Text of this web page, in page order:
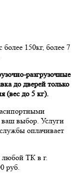
более 150кг, более 7
разгрузочные
до дверей только
(вес до 5 кг).
выбор. Услуги
оплачивает
любой ТК в г.
руб.